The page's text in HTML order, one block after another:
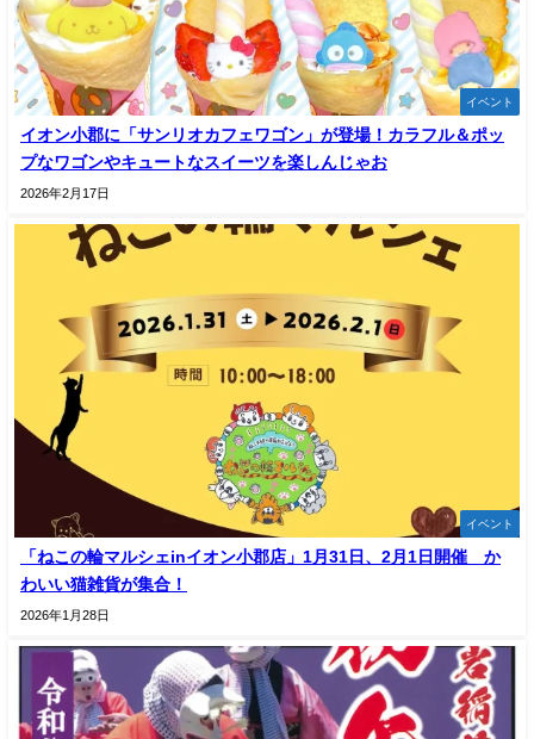
イベント
イオン小郡に「サンリオカフェワゴン」が登場！カラフル＆ポッ
プなワゴンやキュートなスイーツを楽しんじゃお
2026年2月17日
イベント
「ねこの輪マルシェinイオン小郡店」1月31日、2月1日開催 か
わいい猫雑貨が集合！
2026年1月28日